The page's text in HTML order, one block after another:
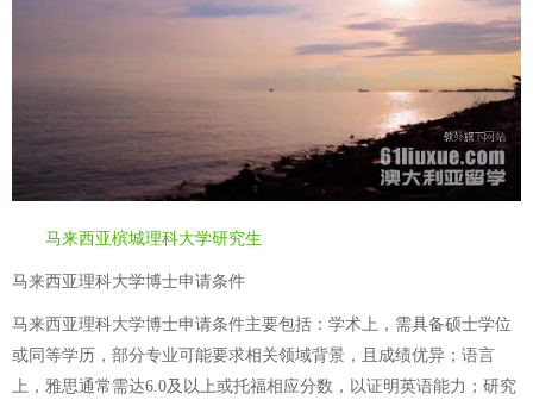
马来西亚槟城理科大学研究生
马来西亚理科大学博士申请条件
马来西亚理科大学博士申请条件主要包括：学术上，需具备硕士学位
或同等学历，部分专业可能要求相关领域背景，且成绩优异；语言
上，雅思通常需达6.0及以上或托福相应分数，以证明英语能力；研究